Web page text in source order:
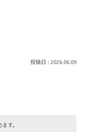
2026.06.09
す。